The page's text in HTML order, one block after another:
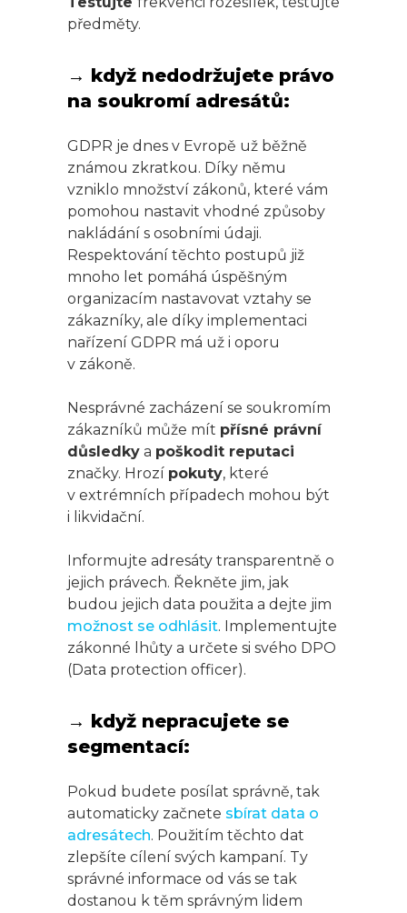
předměty.
→ když nedodržujete právo
na soukromí adresátů:
GDPR je dnes v Evropě už běžně
známou zkratkou. Díky němu
vzniklo množství zákonů, které vám
pomohou nastavit vhodné způsoby
nakládání s osobními údaji.
Respektování těchto postupů již
mnoho let pomáhá úspěšným
organizacím nastavovat vztahy se
zákazníky, ale díky implementaci
nařízení GDPR má už i oporu
v zákoně.
Nesprávné zacházení se soukromím
zákazníků může mít přísné právní
důsledky a poškodit reputaci
značky. Hrozí pokuty, které
v extrémních případech mohou být
i likvidační.
Informujte adresáty transparentně o
jejich právech. Řekněte jim, jak
budou jejich data použita a dejte jim
možnost se odhlásit. Implementujte
zákonné lhůty a určete si svého DPO
(Data protection officer).
→ když nepracujete se
segmentací:
Pokud budete posílat správně, tak
automaticky začnete sbírat data o
adresátech. Použitím těchto dat
zlepšíte cílení svých kampaní. Ty
správné informace od vás se tak
dostanou k těm správným lidem